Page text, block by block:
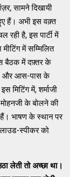
सामने दिखायी
हुए हैं। अभी इस वक़्त
रही है, इस पार्टी में
में सम्मिलित
बैठक में दफ़्तर के
और आस-पास के
मिटिंग में, शर्माजी
के बोलने की
भाषण के स्थान पर
स्पीकर को
लेती तो अच्छा था।